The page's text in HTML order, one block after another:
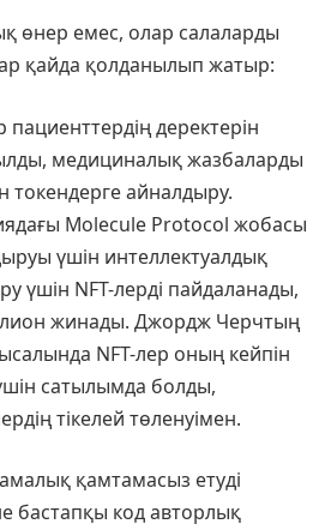
өнер емес, олар салаларды
қайда қолданылып жатыр:
пациенттердің деректерін
медициналық жазбаларды
токендерге айналдыру.
Molecule Protocol жобасы
үшін интеллектуалдық
үшін NFT-лерді пайдаланады,
жинады. Джордж Черчтың
NFT-лер оның кейпін
сатылымда болды,
тікелей төленуімен.
қамтамасыз етуді
бастапқы код авторлық